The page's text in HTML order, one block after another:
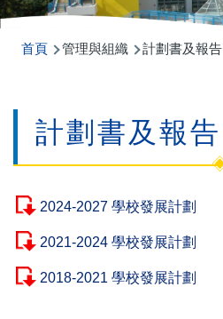
導
連
首頁 管理與組織 計劃書及報告
計劃書及報告
2024-2027 學校發展計劃
2021-2024 學校發展計劃
2018-2021 學校發展計劃